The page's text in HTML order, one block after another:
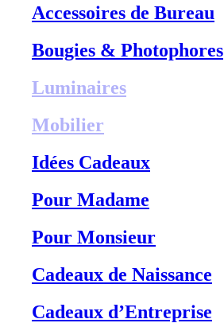
Accessoires de Bureau
Bougies & Photophores
Luminaires
Mobilier
Idées Cadeaux
Pour Madame
Pour Monsieur
Cadeaux de Naissance
Cadeaux d’Entreprise